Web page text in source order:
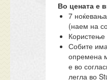
Во цената е
7
(наем на
Собите
опремена
е во
легла во